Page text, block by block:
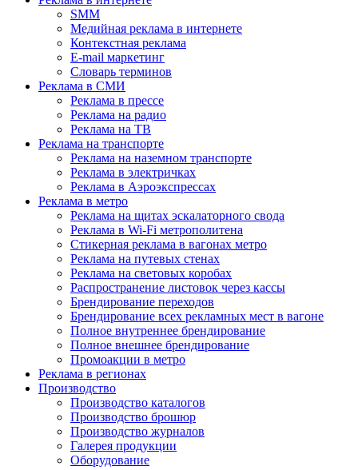
SMM
Медийная реклама в интернете
Контекстная реклама
E-mail маркетинг
Словарь терминов
Реклама в СМИ
Реклама в прессе
Реклама на радио
Реклама на ТВ
Реклама на транспорте
Реклама на наземном транспорте
Реклама в электричках
Реклама в Аэроэкспрессах
Реклама в метро
Реклама на щитах эскалаторного свода
Реклама в Wi-Fi метрополитена
Стикерная реклама в вагонах метро
Реклама на путевых стенах
Реклама на световых коробах
Распространение листовок через кассы
Брендирование переходов
Брендирование всех рекламных мест в вагоне
Полное внутреннее брендирование
Полное внешнее брендирование
Промоакции в метро
Реклама в регионах
Производство
Производство каталогов
Производство брошюр
Производство журналов
Галерея продукции
Оборудование